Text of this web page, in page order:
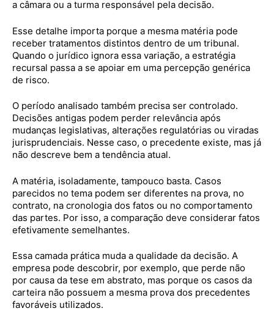
a câmara ou a turma responsável pela decisão.
Esse detalhe importa porque a mesma matéria pode
receber tratamentos distintos dentro de um tribunal.
Quando o jurídico ignora essa variação, a estratégia
recursal passa a se apoiar em uma percepção genérica
de risco.
O período analisado também precisa ser controlado.
Decisões antigas podem perder relevância após
mudanças legislativas, alterações regulatórias ou viradas
jurisprudenciais. Nesse caso, o precedente existe, mas já
não descreve bem a tendência atual.
A matéria, isoladamente, tampouco basta. Casos
parecidos no tema podem ser diferentes na prova, no
contrato, na cronologia dos fatos ou no comportamento
das partes. Por isso, a comparação deve considerar fatos
efetivamente semelhantes.
Essa camada prática muda a qualidade da decisão. A
empresa pode descobrir, por exemplo, que perde não
por causa da tese em abstrato, mas porque os casos da
carteira não possuem a mesma prova dos precedentes
favoráveis utilizados.